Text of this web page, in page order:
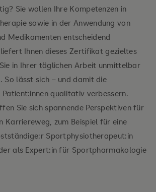
Sie wollen Ihre Kompetenzen in
sowie in der Anwendung von
Medikamenten entscheidend
Ihnen dieses Zertifikat gezieltes
in Ihrer täglichen Arbeit unmittelbar
So lässt sich – und damit die
Patient:innen qualitativ verbessern.
Sie sich spannende Perspektiven für
Karriereweg, zum Beispiel für eine
Sportphysiotherapeut:in
als Expert:in für Sportpharmakologie